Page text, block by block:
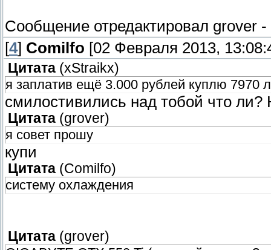
Сообщение отредактировал grover -
[4] Comilfo [02 Февраля 2013,
Цитата (xStraikx)
я заплатив ещё 3.000 рублей куплю 7970
смилостивились над тобой что
Цитата (grover)
я совет прошу
купи
Цитата (Comilfo)
систему охлаждения
Цитата (grover)